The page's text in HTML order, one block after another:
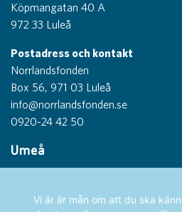
Köpmangatan 40 A
972 33 Luleå
Postadress och kontakt
Norrlandsfonden
Box 56, 971 03 Luleå
info@norrlandsfonden.se
0920-24 42 50
Umeå
Thulegatan 1
Vi är är mån om att du ska